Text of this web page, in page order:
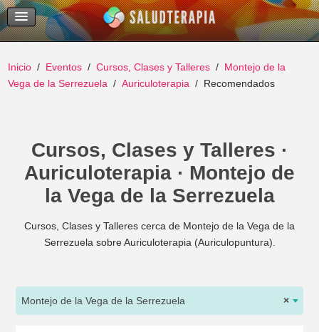
Temas Recientes
Buscar
Inicio Eventos Cursos, Clases y Talleres
Montejo de la
Vega de la Serrezuela
Auriculoterapia Recomendados
Cursos, Clases y Talleres ·
Auriculoterapia · Montejo de
la Vega de la Serrezuela
Cursos, Clases y Talleres cerca de Montejo de la Vega de la
Serrezuela sobre Auriculoterapia (Auriculopuntura).
×
Montejo de la Vega de la Serrezuela